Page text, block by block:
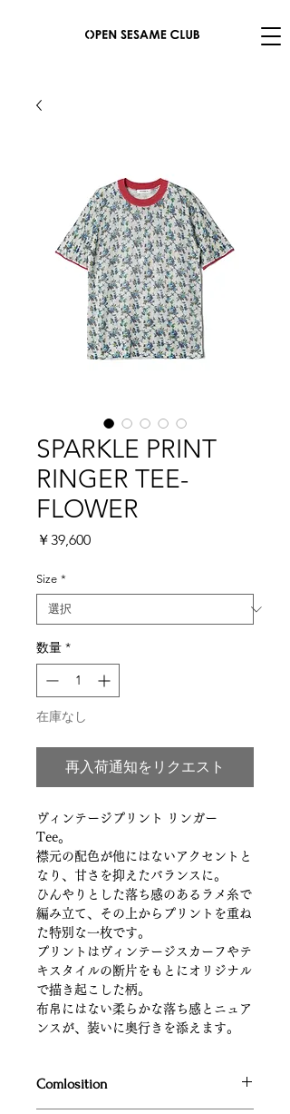
SPARKLE PRINT
RINGER TEE-
FLOWER
￥39,600価
Size *
数量 *
在庫なし
再入荷通知をリクエスト
ヴィンテージプリント リンガー
Tee。
襟元の配色が他にはないアクセントと
なり、甘さを抑えたバランスに。
ひんやりとした落ち感のあるラメ糸で
編み立て、その上からプリントを重ね
た特別な一枚です。
プリントはヴィンテージスカーフやテ
キスタイルの断片をもとにオリジナル
で描き起こした柄。
布帛にはない柔らかな落ち感とニュア
ンスが、装いに奥行きを添えます。
Comlosition